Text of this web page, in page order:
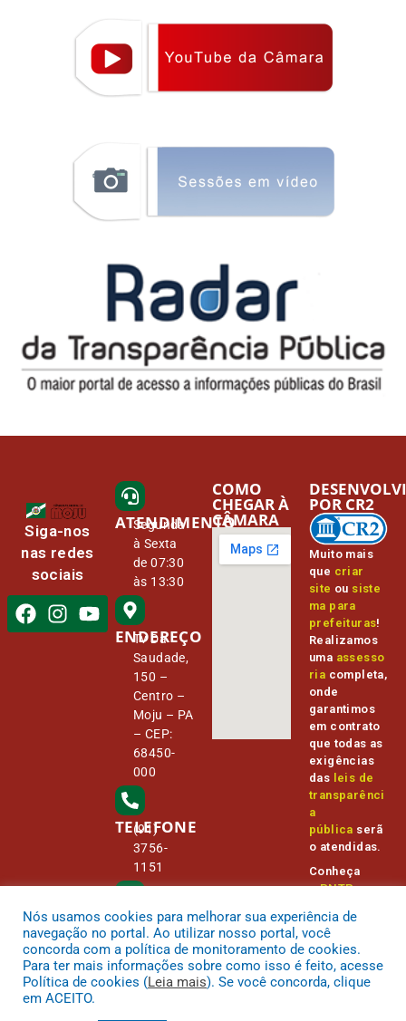
Siga-nos
nas redes
sociais
ATENDIMENTO
Segunda
à Sexta
de 07:30
às 13:30
ENDEREÇO
Tv Da
Saudade,
150 –
Centro –
Moju – PA
– CEP:
68450-
000
TELEFONE
(91)
3756-
1151
E-MAIL
camara@
cmmoju.p
a.gov.br
COMO
CHEGAR À
CÂMARA
Muito mais
que criar
site ou siste
ma para
prefeituras!
Realizamos
uma assesso
ria completa,
onde
garantimos
em contrato
que todas as
exigências
das leis de
transparênci
a
pública serã
o atendidas.
Conheça
oPNTPe
Transparênc
ia Pública
POR CR2
Nós usamos cookies para melhorar sua experiência de
navegação no portal. Ao utilizar nosso portal, você
concorda com a política de monitoramento de cookies.
Para ter mais informações sobre como isso é feito, acesse
Política de cookies (Leia mais). Se você concorda, clique
em ACEITO.